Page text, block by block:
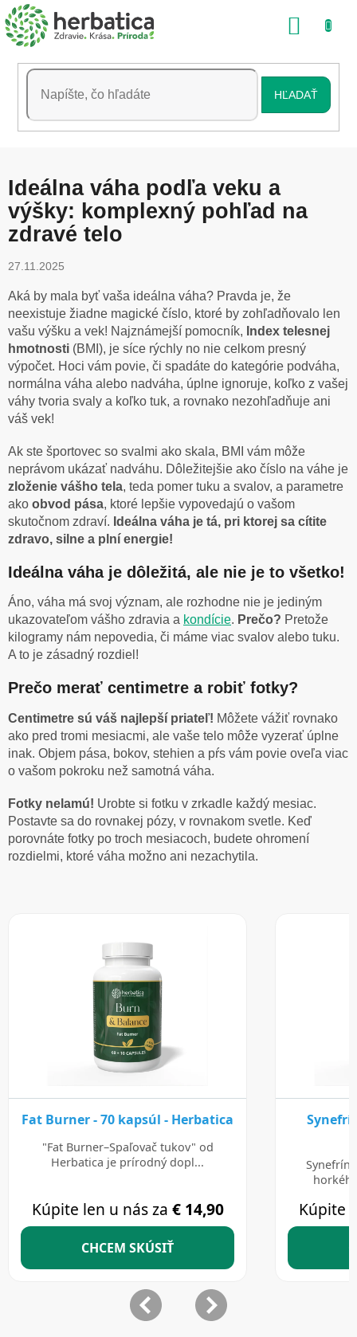
Prejsť
na
obsah
HĽADAŤ
Ideálna váha podľa veku a
výšky: komplexný pohľad na
zdravé telo
27.11.2025
Aká by mala byť vaša ideálna váha? Pravda je, že
neexistuje žiadne magické číslo, ktoré by zohľadňovalo len
vašu výšku a vek! Najznámejší pomocník, Index telesnej
hmotnosti (BMI), je síce rýchly no nie celkom presný
výpočet. Hoci vám povie, či spadáte do kategórie podváha,
normálna váha alebo nadváha, úplne ignoruje, koľko z vašej
váhy tvoria svaly a koľko tuk, a rovnako nezohľadňuje ani
váš vek!
Ak ste športovec so svalmi ako skala, BMI vám môže
neprávom ukázať nadváhu. Dôležitejšie ako číslo na váhe je
zloženie vášho tela, teda pomer tuku a svalov, a parametre
ako obvod pása, ktoré lepšie vypovedajú o vašom
skutočnom zdraví. Ideálna váha je tá, pri ktorej sa cítite
zdravo, silne a plní energie!
Ideálna váha je dôležitá, ale nie je to všetko!
Áno, váha má svoj význam, ale rozhodne nie je jediným
ukazovateľom vášho zdravia a kondície. Prečo? Pretože
kilogramy nám nepovedia, či máme viac svalov alebo tuku.
A to je zásadný rozdiel!
Prečo merať centimetre a robiť fotky?
Centimetre sú váš najlepší priateľ! Môžete vážiť rovnako
ako pred tromi mesiacmi, ale vaše telo môže vyzerať úplne
inak. Objem pása, bokov, stehien a pŕs vám povie oveľa viac
o vašom pokroku než samotná váha.
Fotky nelamú! Urobte si fotku v zrkadle každý mesiac.
Postavte sa do rovnakej pózy, v rovnakom svetle. Keď
porovnáte fotky po troch mesiacoch, budete ohromení
rozdielmi, ktoré váha možno ani nezachytila.